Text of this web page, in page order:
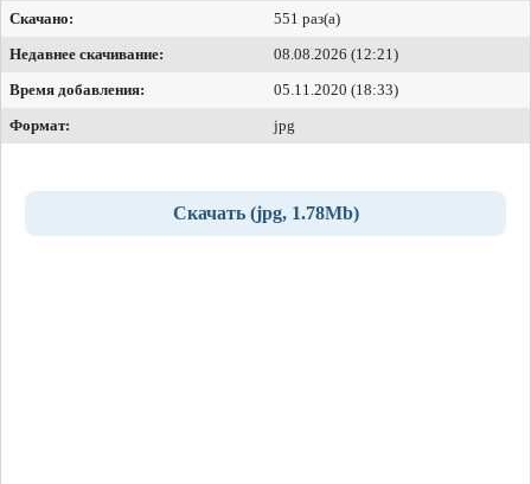
Скачано:
551 раз(а)
Недавнее скачивание:
08.08.2026 (12:21)
Время добавления:
05.11.2020 (18:33)
Формат:
jpg
Скачать (jpg, 1.78Mb)